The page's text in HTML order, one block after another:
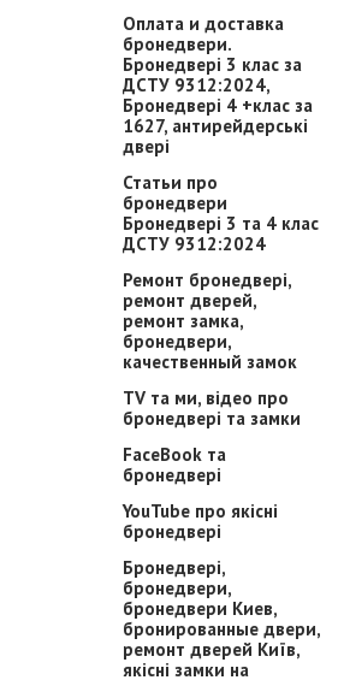
Оплата и доставка
бронедвери.
Бронедвері 3 клас за
ДСТУ 9312:2024,
Бронедвері 4 +клас за
1627, антирейдерські
двері
Статьи про
бронедвери
Бронедвері 3 та 4 клас
ДСТУ 9312:2024
Ремонт бронедвері,
ремонт дверей,
ремонт замка,
бронедвери,
качественный замок
TV та ми, відео про
бронедвері та замки
FaceBook та
бронедвері
YouTube про якісні
бронедвері
Бронедвері,
бронедвери,
бронедвери Киев,
бронированные двери,
ремонт дверей Київ,
якісні замки на